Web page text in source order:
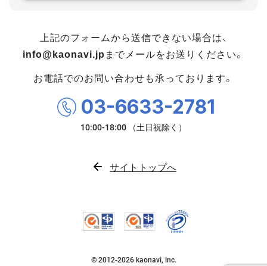
上記のフォームから送信できない場合は、
info@kaonavi.jp までメールをお送りください。
お電話でのお問い合わせも承っております。
03-6633-2781
サイトトップへ
© 2012-2026kaonavi, inc.